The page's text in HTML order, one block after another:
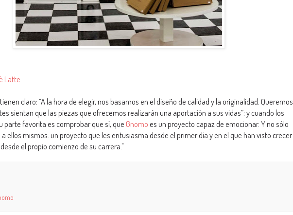
Latte
claro: “A la hora de elegir, nos basamos en el diseño de calidad y la originalidad. Queremos
sientan que las piezas que ofrecemos realizarán una aportación a sus vidas”; y cuando los
parte favorita es comprobar que sí, que Gnomoes un proyecto capaz de emocionar. Y no sólo
a ellos mismos: un proyecto que les entusiasma desde el primer día y en el que han visto crecer
el propio comienzo de su carrera."